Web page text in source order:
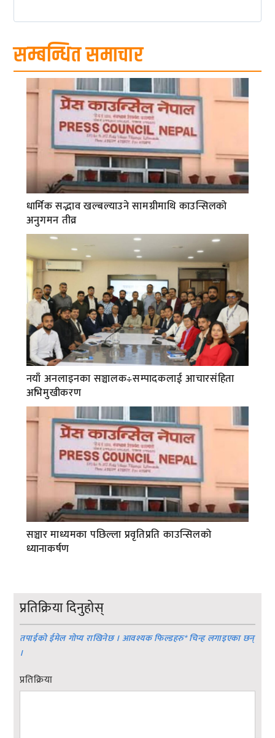
सम्बन्धित समाचार
धार्मिक सद्भाव खल्बल्याउने सामग्रीमाथि काउन्सिलको
अनुगमन तीव्र
नयाँ अनलाइनका सञ्चालक÷सम्पादकलाई आचारसंहिता
अभिमुखीकरण
सञ्चार माध्यमका पछिल्ला प्रवृतिप्रति काउन्सिलको
ध्यानाकर्षण
प्रतिक्रिया दिनुहोस्
तपाईको ईमेल गोप्य राखिनेछ । आवश्यक फिल्डहरु*चिन्ह लगाइएका छन्
।
प्रतिक्रिया